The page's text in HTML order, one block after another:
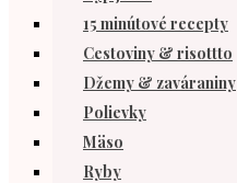
15 minútové recepty
Cestoviny & risottto
Džemy & zaváraniny
Polievky
Mäso
Ryby